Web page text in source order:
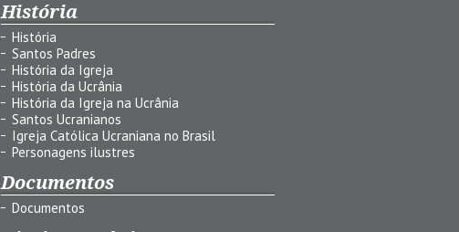
História
História
Santos Padres
História da Igreja
História da Ucrânia
História da Igreja na Ucrânia
Santos Ucranianos
Igreja Católica Ucraniana no Brasil
Personagens ilustres
Documentos
Documentos